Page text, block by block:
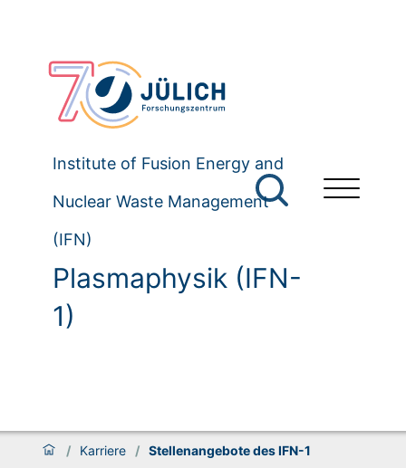
Institute of Fusion Energy and
Nuclear Waste Management
(IFN)
Plasmaphysik (IFN-
1)
/ Karriere / Stellenangebote des IFN-1